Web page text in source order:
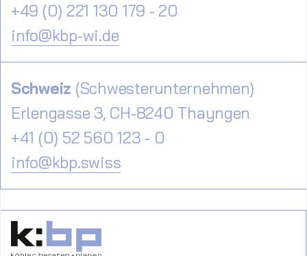
+49 (0) 221 130 179 - 20
info@kbp-wi.de
Schweiz (Schwesterunternehmen)
Erlengasse 3, CH-8240 Thayngen
+41 (0) 52 560 123 - 0
info@kbp.swiss